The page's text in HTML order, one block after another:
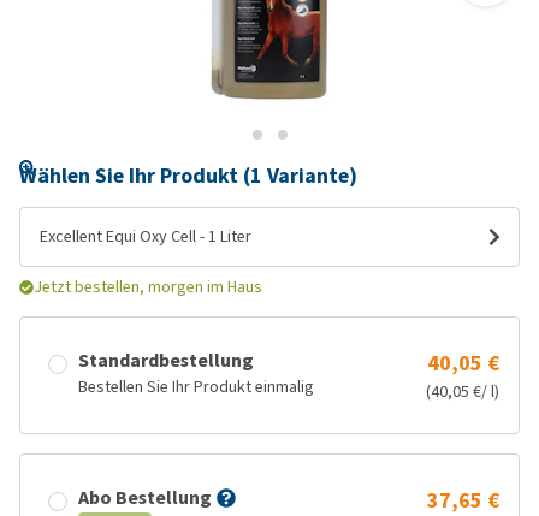
Wählen Sie Ihr Produkt (1 Variante)
Excellent Equi Oxy Cell - 1 Liter
Jetzt bestellen, morgen im Haus
Standardbestellung
Bestellen Sie Ihr Produkt einmalig
40,05 €
(40,05 €/ l)
Abo Bestellung 37,65 €